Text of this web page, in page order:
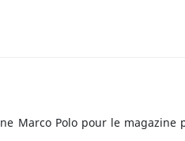
Marco Polo pour le magazine